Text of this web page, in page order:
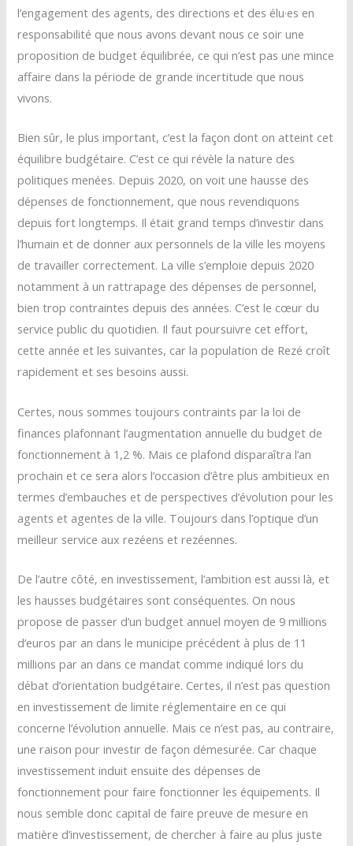
l’engagement des agents, des directions et des élu·es en
responsabilité que nous avons devant nous ce soir une
proposition de budget équilibrée, ce qui n’est pas une mince
affaire dans la période de grande incertitude que nous
vivons.
Bien sûr, le plus important, c’est la façon dont on atteint cet
équilibre budgétaire. C’est ce qui révèle la nature des
politiques menées. Depuis 2020, on voit une hausse des
dépenses de fonctionnement, que nous revendiquons
depuis fort longtemps. Il était grand temps d’investir dans
l’humain et de donner aux personnels de la ville les moyens
de travailler correctement. La ville s’emploie depuis 2020
notamment à un rattrapage des dépenses de personnel,
bien trop contraintes depuis des années. C’est le cœur du
service public du quotidien. Il faut poursuivre cet effort,
cette année et les suivantes, car la population de Rezé croît
rapidement et ses besoins aussi.
Certes, nous sommes toujours contraints par la loi de
finances plafonnant l’augmentation annuelle du budget de
fonctionnement à 1,2 %. Mais ce plafond disparaîtra l’an
prochain et ce sera alors l’occasion d’être plus ambitieux en
termes d’embauches et de perspectives d’évolution pour les
agents et agentes de la ville. Toujours dans l’optique d’un
meilleur service aux rezéens et rezéennes.
De l’autre côté, en investissement, l’ambition est aussi là, et
les hausses budgétaires sont conséquentes. On nous
propose de passer d’un budget annuel moyen de 9 millions
d’euros par an dans le municipe précédent à plus de 11
millions par an dans ce mandat comme indiqué lors du
débat d’orientation budgétaire. Certes, il n’est pas question
en investissement de limite réglementaire en ce qui
concerne l’évolution annuelle. Mais ce n’est pas, au contraire,
une raison pour investir de façon démesurée. Car chaque
investissement induit ensuite des dépenses de
fonctionnement pour faire fonctionner les équipements. Il
nous semble donc capital de faire preuve de mesure en
matière d’investissement, de chercher à faire au plus juste